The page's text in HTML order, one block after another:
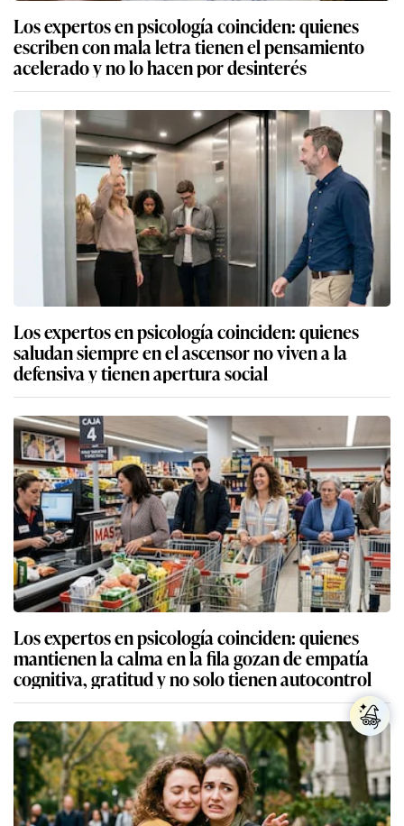
Los expertos en psicología coinciden: quienes
escriben con mala letra tienen el pensamiento
acelerado y no lo hacen por desinterés
Los expertos en psicología coinciden: quienes
saludan siempre en el ascensor no viven a la
defensiva y tienen apertura social
Los expertos en psicología coinciden: quienes
mantienen la calma en la fila gozan de empatía
cognitiva, gratitud y no solo tienen autocontrol